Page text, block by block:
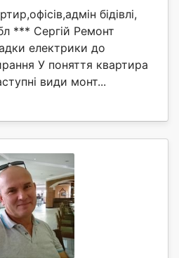
бідівлі,
*** Сергій Ремонт
електрики до
У поняття квартира
види монт...